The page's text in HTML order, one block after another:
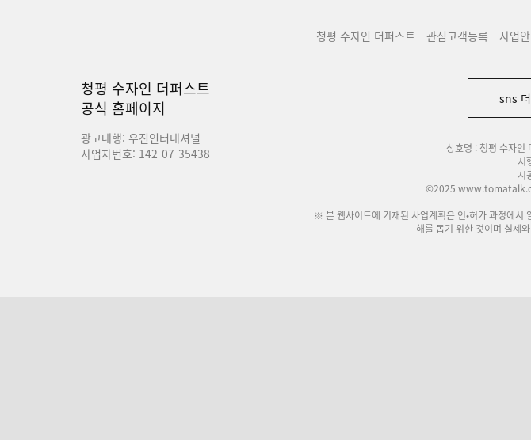
청평 수자인 더퍼스트 관심고객등록 사업
청평 수자인 더퍼스트
공식 홈페이지
광고대행: 우진인터내셔널
사업자번호: 142-07-35438
sns
상호명 : 청평 수자인
시
시
©2025
※ 본 웹사이트에 기재된 사업계획은 인•허가 과정에서
해를 돕기 위한 것이며 실제